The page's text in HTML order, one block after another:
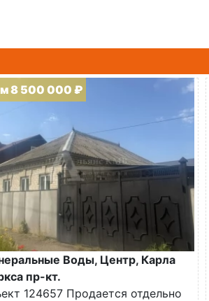
8 500 000 ₽
Воды, Центр, Карла
пр-кт.
124657 Продается отдельно